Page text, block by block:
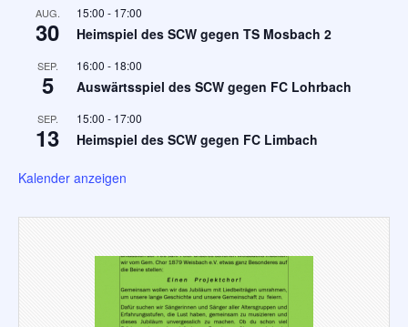
AUG.
30
15:00 - 17:00
Heimspiel des SCW gegen TS Mosbach 2
SEP.
5
16:00 - 18:00
Auswärtsspiel des SCW gegen FC Lohrbach
SEP.
13
15:00 - 17:00
Heimspiel des SCW gegen FC Limbach
Kalender anzeigen